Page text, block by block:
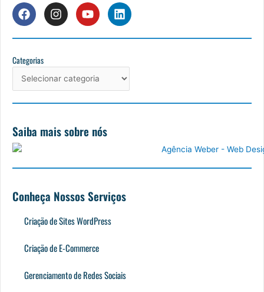
F
a
e
o
o
k
I
n
t
g
r
a
m
Y
o
t
b
e
L
i
k
d
i
n
Categorias
Categorias
Saiba mais sobre nós
Conheça Nossos Serviços
Criação de Sites WordPress
Criação de E-Commerce
Gerenciamento de Redes Sociais